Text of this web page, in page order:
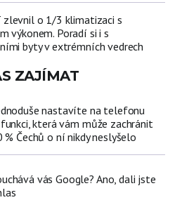
zlevnil o 1/3 klimatizaci s
výkonem. Poradí si i s
byty v extrémních vedrech
ZAJÍMAT
nastavíte na telefonu
která vám může zachránit
% Čechů o ní nikdy neslyšelo
vás Google? Ano, dali jste